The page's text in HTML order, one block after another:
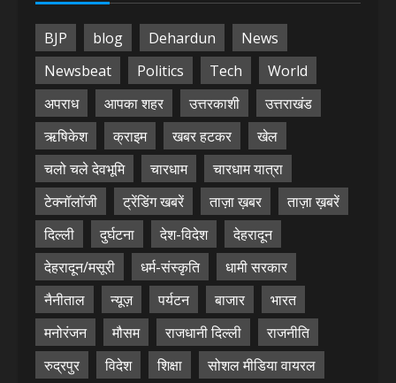
BJP blog Dehardun
News
Newsbeat
Politics Tech
World
अपराध
आपका शहर उत्तरकाशी
उत्तराखंड
ऋषिकेश
क्राइम खबर हटकर
खेल
चलो चले देवभूमि
चारधाम
चारधाम यात्रा
टेक्नॉलॉजी
ट्रेंडिंग खबरें ताज़ा ख़बर
ताज़ा ख़बरें
दिल्ली
दुर्घटना देश-विदेश
देहरादून
देहरादून/मसूरी
धर्म-संस्कृति
धामी सरकार
नैनीताल
न्यूज़ पर्यटन बाजार
भारत
मनोरंजन
मौसम राजधानी दिल्ली
राजनीति
रुद्रपुर
विदेश शिक्षा
सोशल मीडिया वायरल